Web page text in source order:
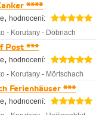
****
, hodnocení:
- Korutany - Döbriach
Post ***
, hodnocení:
- Korutany - Mörtschach
Ferienhäuser ***
, hodnocení: